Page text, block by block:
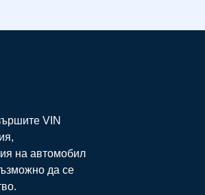
VIN
на автомобил
да се